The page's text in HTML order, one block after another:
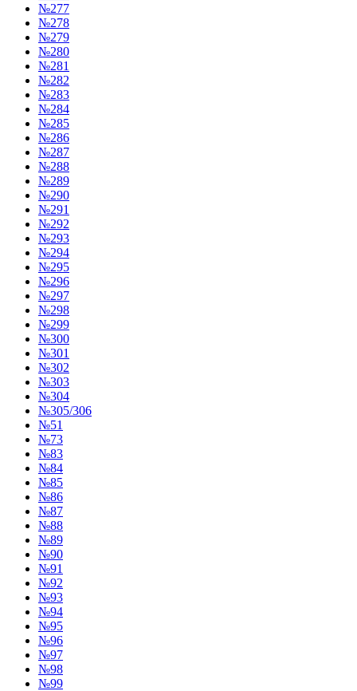
№277
№278
№279
№280
№281
№282
№283
№284
№285
№286
№287
№288
№289
№290
№291
№292
№293
№294
№295
№296
№297
№298
№299
№300
№301
№302
№303
№304
№305/306
№51
№73
№83
№84
№85
№86
№87
№88
№89
№90
№91
№92
№93
№94
№95
№96
№97
№98
№99